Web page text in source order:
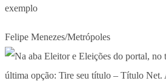
exemplo
Felipe Menezes/Metrópoles